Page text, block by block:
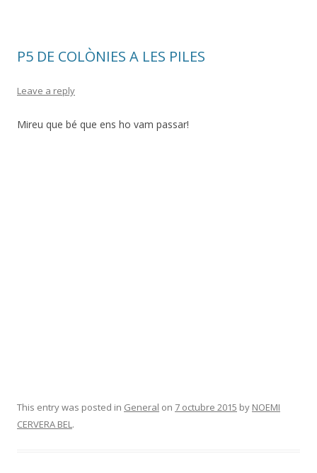
P5 DE COLÒNIES A LES PILES
Leave a reply
Mireu que bé que ens ho vam passar!
This entry was posted in General on 7 octubre 2015 by NOEMI
CERVERA BEL.